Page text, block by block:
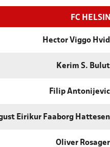
FC
Hector Viggo Hvid
Kerim S. Bulut
Filip Antonijevic
Eirikur Faaborg Hattesen
Oliver Rosager